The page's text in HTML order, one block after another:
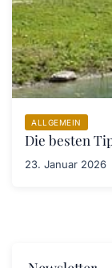
ALLGEMEIN
Die besten
23. Januar 2026